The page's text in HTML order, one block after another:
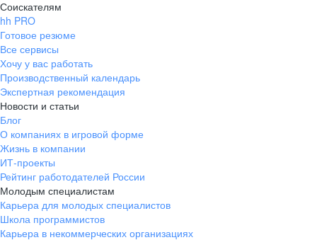
Соискателям
hh PRO
Готовое резюме
Все сервисы
Хочу у вас работать
Производственный календарь
Экспертная рекомендация
Новости и статьи
Блог
О компаниях в игровой форме
Жизнь в компании
ИТ-проекты
Рейтинг работодателей России
Молодым специалистам
Карьера для молодых специалистов
Школа программистов
Карьера в некоммерческих организациях